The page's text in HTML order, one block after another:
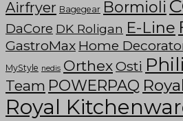
Airfryer Bagegear Bormioli
DaCore DK Roligan E-Line
GastroMax Home
MyStyle nedis OrthexOsti
Team POWERPAQ
Royal